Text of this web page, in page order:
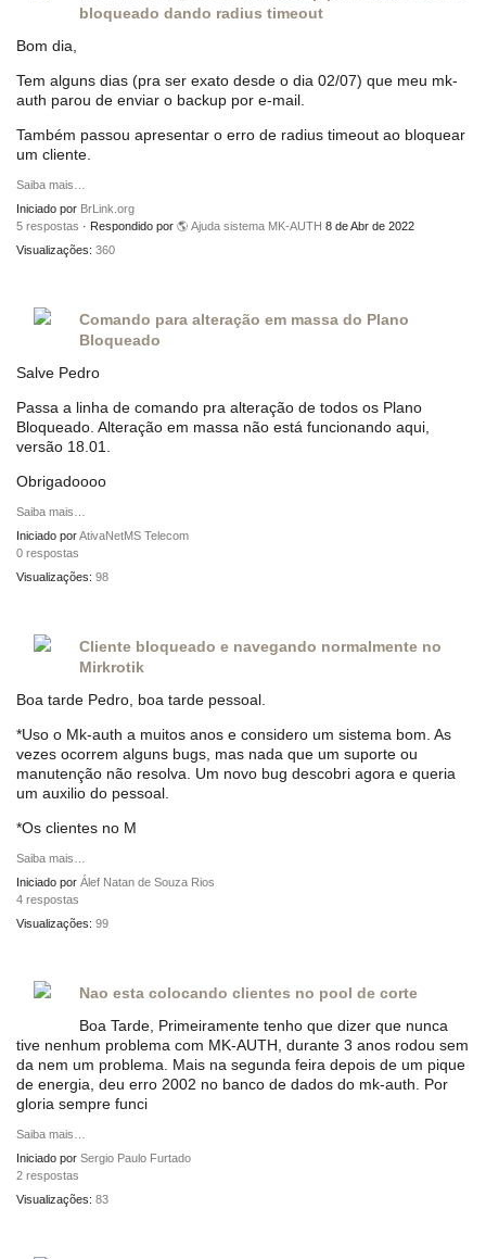
bloqueado dando radius timeout
Bom dia,
Tem alguns dias (pra ser exato desde o dia 02/07) que meu mk-
auth parou de enviar o backup por e-mail.
Também passou apresentar o erro de radius timeout ao bloquear
um cliente.
Saiba mais…
Iniciado por BrLink.org
5 respostas · Respondido por 🌎 Ajuda sistema MK-AUTH 8 de Abr de 2022
Visualizações: 360
Comando para alteração em massa do Plano
Bloqueado
Salve Pedro
Passa a linha de comando pra alteração de todos os Plano
Bloqueado. Alteração em massa não está funcionando aqui,
versão 18.01.
Obrigadoooo
Saiba mais…
Iniciado porAtivaNetMS Telecom
0 respostas
Visualizações: 98
Cliente bloqueado e navegando normalmente no
Mirkrotik
Boa tarde Pedro, boa tarde pessoal.
*Uso o Mk-auth a muitos anos e considero um sistema bom. As
vezes ocorrem alguns bugs, mas nada que um suporte ou
manutenção não resolva. Um novo bug descobri agora e queria
um auxilio do pessoal.
*Os clientes no M
Saiba mais…
Iniciado por Álef Natan de Souza Rios
4 respostas
Visualizações: 99
Nao esta colocando clientes no pool de corte
Boa Tarde, Primeiramente tenho que dizer que nunca
tive nenhum problema com MK-AUTH, durante 3 anos rodou sem
da nem um problema. Mais na segunda feira depois de um pique
de energia, deu erro 2002 no banco de dados do mk-auth. Por
gloria sempre funci
Saiba mais…
Iniciado por Sergio Paulo Furtado
2 respostas
Visualizações: 83